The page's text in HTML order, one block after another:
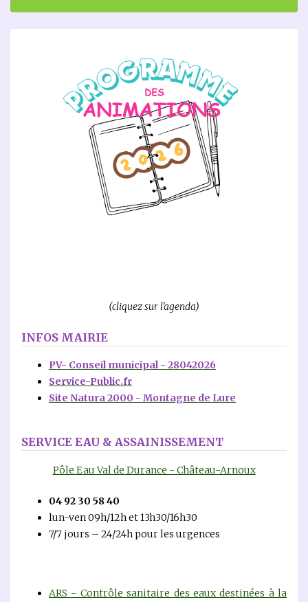
(cliquez sur l'agenda)
INFOS MAIRIE
PV- Conseil municipal - 28042026
Service-Public.fr
Site Natura 2000 - Montagne de Lure
SERVICE EAU & ASSAINISSEMENT
Pôle Eau Val de Durance - Château-Arnoux
04 92 30 58 40
lun-ven 09h/12h et 13h30/16h30
7/7 jours – 24/24h pour les urgences
ARS - Contrôle sanitaire des eaux destinées à la